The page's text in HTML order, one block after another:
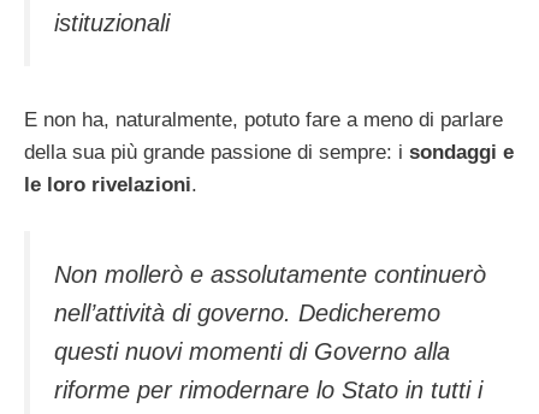
istituzionali
E non ha, naturalmente, potuto fare a meno di parlare
della sua più grande passione di sempre: i sondaggi e
le loro rivelazioni.
Non mollerò e assolutamente continuerò
nell’attività di governo. Dedicheremo
questi nuovi momenti di Governo alla
riforme per rimodernare lo Stato in tutti i